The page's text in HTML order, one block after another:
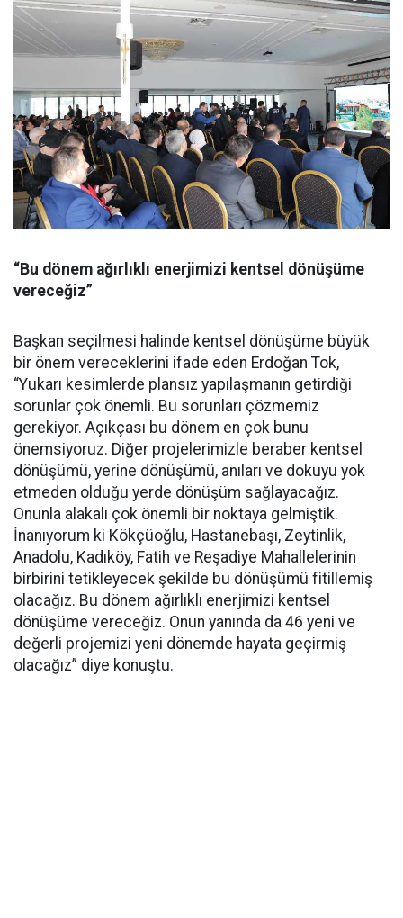
“Bu dönem ağırlıklı enerjimizi kentsel dönüşüme
vereceğiz”
Başkan seçilmesi halinde kentsel dönüşüme büyük
bir önem vereceklerini ifade eden Erdoğan Tok,
“Yukarı kesimlerde plansız yapılaşmanın getirdiği
sorunlar çok önemli. Bu sorunları çözmemiz
gerekiyor. Açıkçası bu dönem en çok bunu
önemsiyoruz. Diğer projelerimizle beraber kentsel
dönüşümü, yerine dönüşümü, anıları ve dokuyu yok
etmeden olduğu yerde dönüşüm sağlayacağız.
Onunla alakalı çok önemli bir noktaya gelmiştik.
İnanıyorum ki Kökçüoğlu, Hastanebaşı, Zeytinlik,
Anadolu, Kadıköy, Fatih ve Reşadiye Mahallelerinin
birbirini tetikleyecek şekilde bu dönüşümü fitillemiş
olacağız. Bu dönem ağırlıklı enerjimizi kentsel
dönüşüme vereceğiz. Onun yanında da 46 yeni ve
değerli projemizi yeni dönemde hayata geçirmiş
olacağız” diye konuştu.